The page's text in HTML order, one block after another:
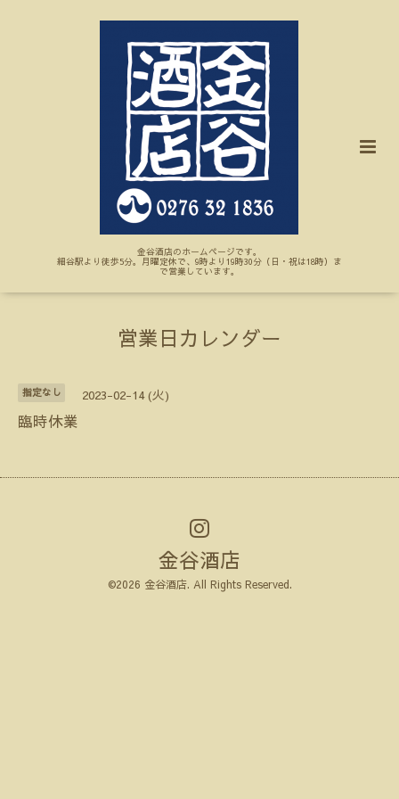
金谷酒店のホームページです。
細谷駅より徒歩5分。月曜定休で、9時より19時30分（日・祝は18時）ま
で営業しています。
営業日カレンダー
指定なし 2023-02-14 (火)
臨時休業
金谷酒店
©2026 金谷酒店. All Rights Reserved.